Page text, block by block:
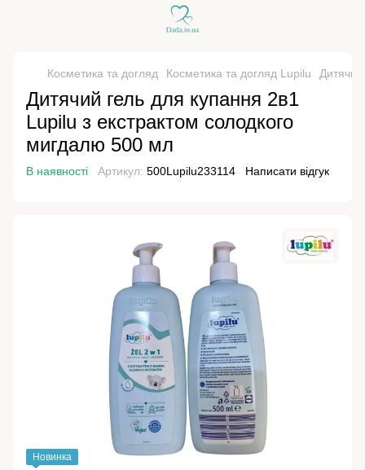
Косметика та догляд Косметика та догляд Lupilu
Дитячий гель для купання 2в1
Lupilu з екстрактом солодкого
мигдалю 500 мл
В наявності Артикул: 500Lupilu233114 Написати відгук
Новинка